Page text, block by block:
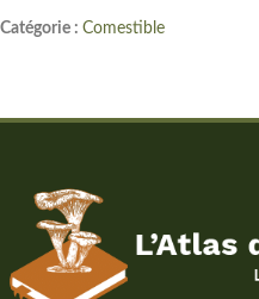
Catégorie : Comestible